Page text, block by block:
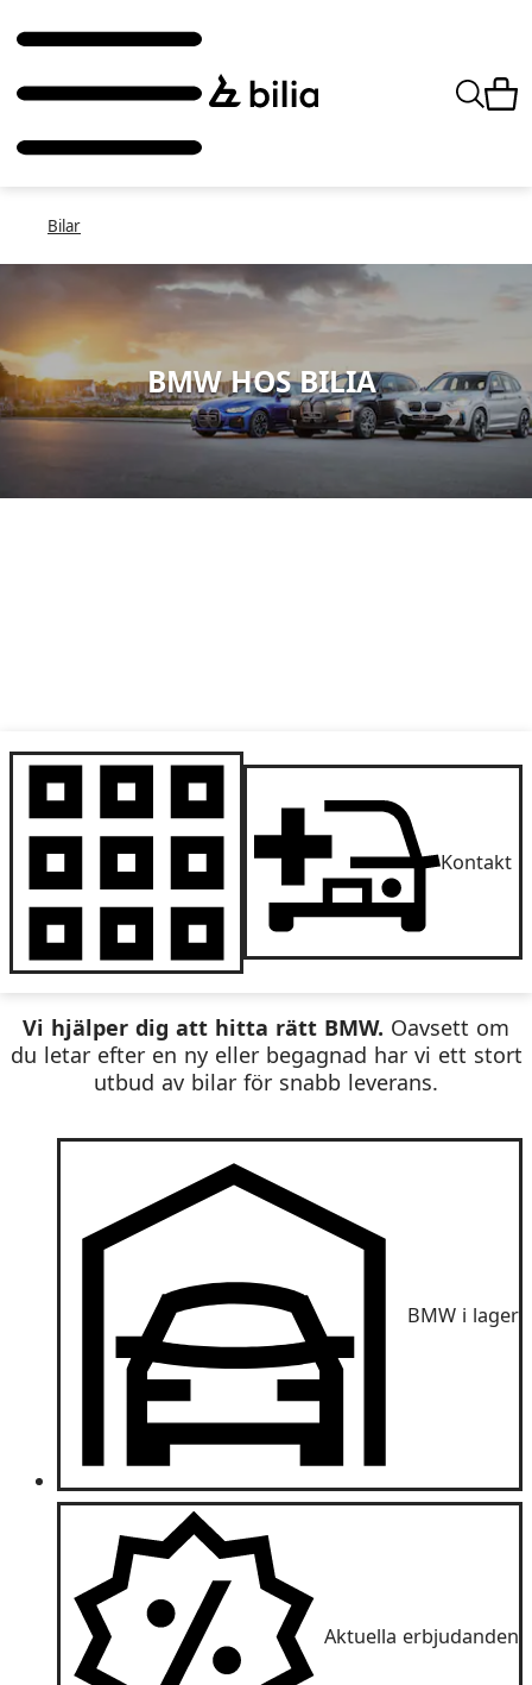
Bilar
BMW HOS BILIA
Kontakt
Vi hjälper dig att hitta rätt BMW. Oavsett om
du letar efter en ny eller begagnad har vi ett stort
utbud av bilar för snabb leverans.
BMW i lager
Aktuella erbjudanden